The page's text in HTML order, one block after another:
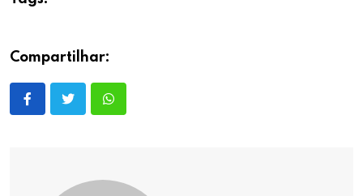
Compartilhar: